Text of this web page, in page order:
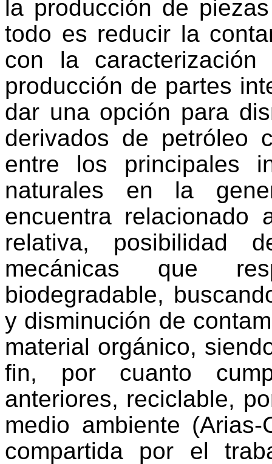
la producción de
todo es reducir la
con la
producción de partes
dar una opción para
derivados de petróleo
entre los principales
naturales en la
encuentra
relativa, posibilidad
mecánicas que
biodegradable,
y disminución de
material orgánico,
fin, por cuanto
anteriores, reciclable,
medio ambiente
compartida por el